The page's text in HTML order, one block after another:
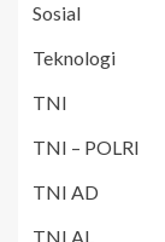
Sosial
Teknologi
TNI
TNI – POLRI
TNI AD
TNI AL